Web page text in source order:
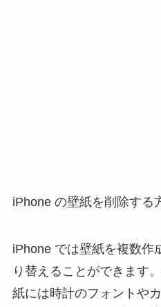
iPhone の壁紙を削除する
iPhone では壁紙を複数作
り替えることができます
紙には時計のフォントや